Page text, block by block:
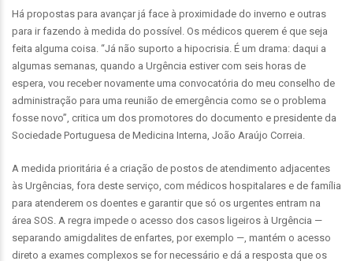
Há propostas para avançar já face à proximidade do inverno e outras
para ir fazendo à medida do possível. Os médicos querem é que seja
feita alguma coisa. “Já não suporto a hipocrisia. É um drama: daqui a
algumas semanas, quando a Urgência estiver com seis horas de
espera, vou receber novamente uma convocatória do meu conselho de
administração para uma reunião de emergência como se o problema
fosse novo”, critica um dos promotores do documento e presidente da
Sociedade Portuguesa de Medicina Interna, João Araújo Correia.
A medida prioritária é a criação de postos de atendimento adjacentes
às Urgências, fora deste serviço, com médicos hospitalares e de família
para atenderem os doentes e garantir que só os urgentes entram na
área SOS. A regra impede o acesso dos casos ligeiros à Urgência —
separando amigdalites de enfartes, por exemplo —, mantém o acesso
direto a exames complexos se for necessário e dá a resposta que os